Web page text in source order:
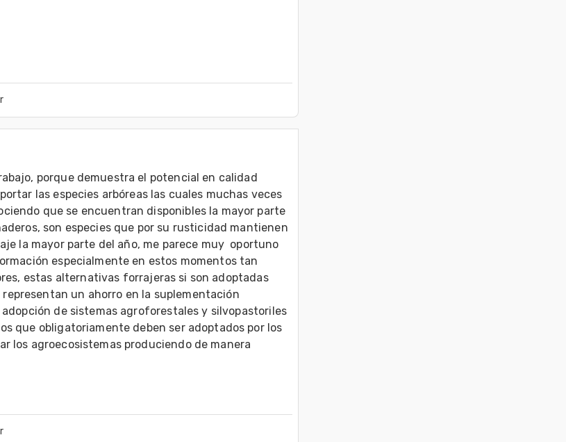
porque demuestra el potencial en calidad
las especies arbóreas las cuales muchas veces
que se encuentran disponibles la mayor parte
son especies que por su rusticidad mantienen
la mayor parte del año, me parece muy  oportuno
especialmente en estos momentos tan
estas alternativas forrajeras si son adoptadas
un ahorro en la suplementación
de sistemas agroforestales y silvopastoriles
que obligatoriamente deben ser adoptados por los
los agroecosistemas produciendo de manera